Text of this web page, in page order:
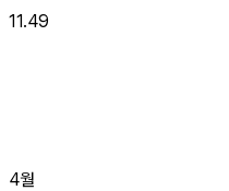
11.49
4월